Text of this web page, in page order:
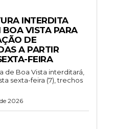
INTERDITA
BOA VISTA PARA
DE
A PARTIR
FEIRA
de Boa Vista interditará,
sexta-feira (7), trechos
2026